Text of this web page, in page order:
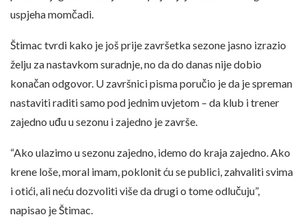
uspjeha momčadi.
Štimac tvrdi kako je još prije završetka sezone jasno izrazio
želju za nastavkom suradnje, no da do danas nije dobio
konačan odgovor. U završnici pisma poručio je da je spreman
nastaviti raditi samo pod jednim uvjetom – da klub i trener
zajedno uđu u sezonu i zajedno je završe.
“Ako ulazimo u sezonu zajedno, idemo do kraja zajedno. Ako
krene loše, moral imam, poklonit ću se publici, zahvaliti svima
i otići, ali neću dozvoliti više da drugi o tome odlučuju”,
napisao je Štimac.